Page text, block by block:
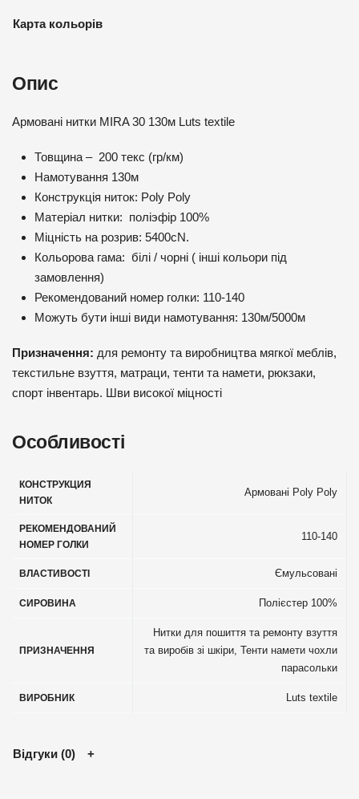
Карта кольорів
Опис
Армовані нитки MIRA 30 130м Luts textile
Товщина – 200 текс (гр/км)
Намотування 130м
Конструкція ниток: Poly Poly
Матеріал нитки: поліэфір 100%
Міцність на розрив: 5400cN.
Кольорова гама: білі / чорні ( інші кольори під
замовлення)
Рекомендований номер голки: 110-140
Можуть бути інші види намотування: 130м/5000м
Призначення: для ремонту та виробництва мягкої меблів,
текстильне взуття, матраци, тенти та намети, рюкзаки,
спорт інвентарь. Шви високої міцності
Особливості
КОНСТРУКЦИЯ
НИТОК
Армовані Poly Poly
РЕКОМЕНДОВАНИЙ
НОМЕР ГОЛКИ
110-140
ВЛАСТИВОСТІ Ємульсовані
СИРОВИНА Полієстер 100%
ПРИЗНАЧЕННЯ
Нитки для пошиття та ремонту взуття
та виробів зі шкіри, Тенти намети чохли
парасольки
ВИРОБНИК Luts textile
Відгуки (0)